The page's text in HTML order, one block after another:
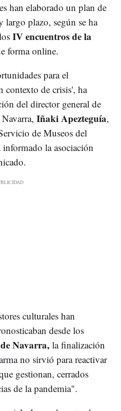
han elaborado un plan de
largo plazo, según se ha
IV encuentros de la
forma online.
para el
de crisis', ha
del director general de
Iñaki Apezteguía,
de Museos del
la asociación
culturales han
desde los
Navarra, la finalización
no sirvió para reactivar
gestionan, cerrados
de la pandemia".